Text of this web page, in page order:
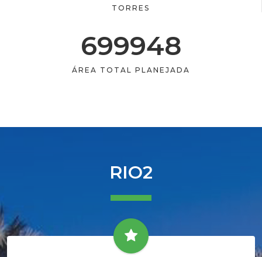
TORRES
699948
ÁREA TOTAL PLANEJADA
RIO2